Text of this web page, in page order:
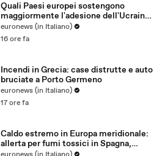
Quali Paesi europei sostengono
maggiormente l'adesione dell'Ucraina
all'Ue?
euronews (in Italiano)
16 ore fa
Incendi in Grecia: case distrutte e auto
bruciate a Porto Germeno
euronews (in Italiano)
17 ore fa
Caldo estremo in Europa meridionale:
allerta per fumi tossici in Spagna,
Francia ferma reattori